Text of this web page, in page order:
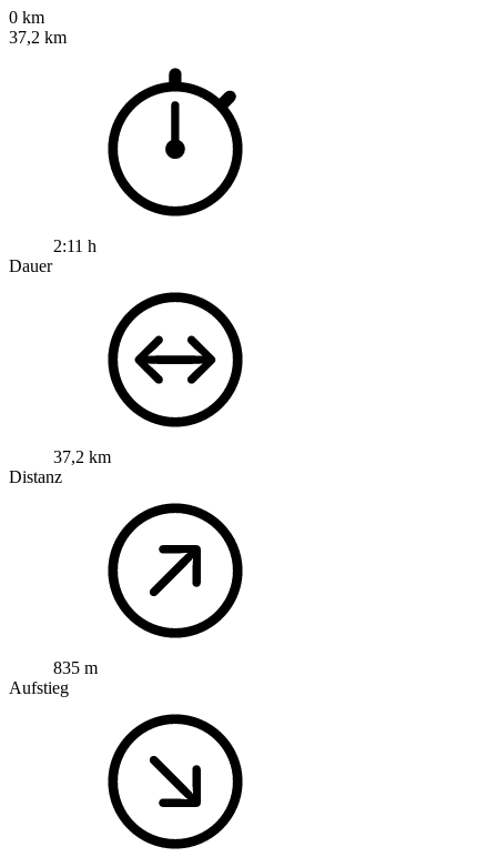
0 km
37,2 km
2:11 h
Dauer
37,2 km
Distanz
835 m
Aufstieg